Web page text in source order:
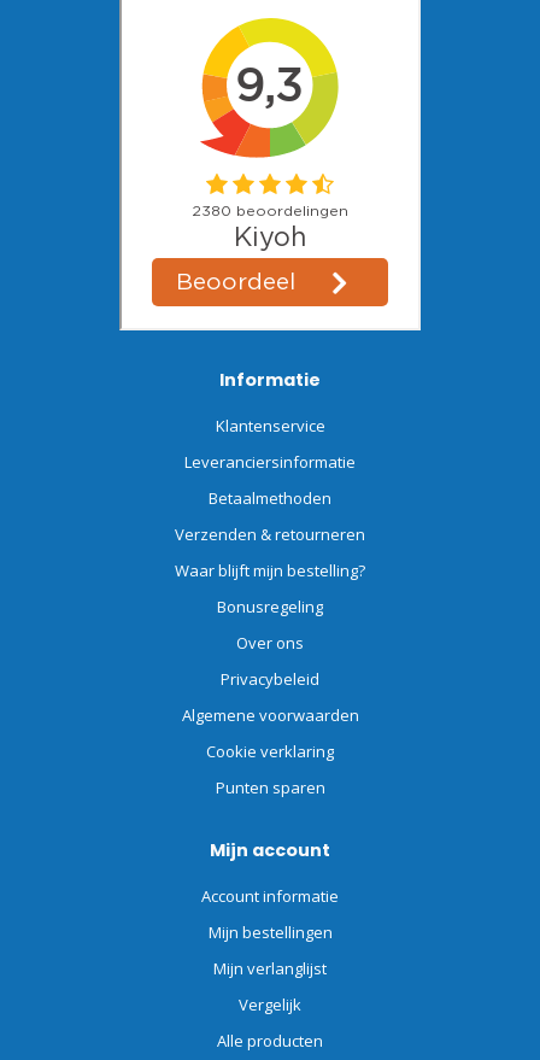
Informatie
Klantenservice
Leveranciersinformatie
Betaalmethoden
Verzenden & retourneren
Waar blijft mijn bestelling?
Bonusregeling
Over ons
Privacybeleid
Algemene voorwaarden
Cookie verklaring
Punten sparen
Mijn account
Account informatie
Mijn bestellingen
Mijn verlanglijst
Vergelijk
Alle producten